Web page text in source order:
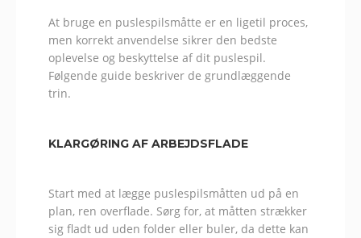
At bruge en puslespilsmåtte er en ligetil proces,
men korrekt anvendelse sikrer den bedste
oplevelse og beskyttelse af dit puslespil.
Følgende guide beskriver de grundlæggende
trin.
KLARGØRING AF ARBEJDSFLADE
Start med at lægge puslespilsmåtten ud på en
plan, ren overflade. Sørg for, at måtten strækker
sig fladt ud uden folder eller buler, da dette kan